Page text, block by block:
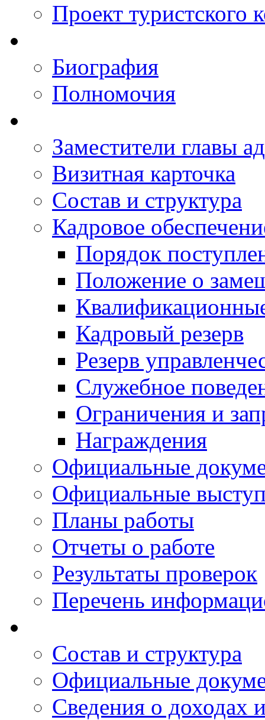
Проект туристского
Биография
Полномочия
Заместители главы
Визитная карточка
Состав и структура
Кадровое
Порядок
Положение о
Кадровый резерв
Резерв
Служебное
Ограничения и
Награждения
Официальные
Официальные
Планы работы
Отчеты о работе
Результаты проверок
Перечень
Состав и структура
Официальные
Сведения о доходах